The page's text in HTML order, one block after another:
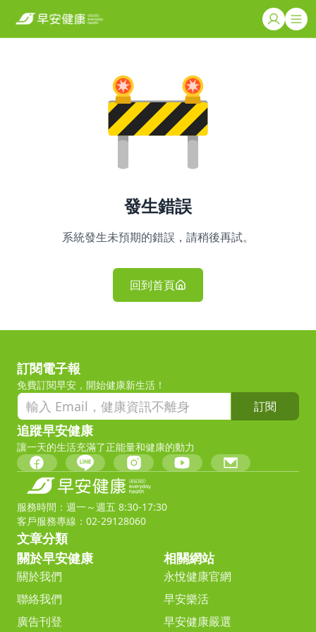
發生錯誤
系統發生未預期的錯誤，請稍後再試。
回到首頁
訂閱電子報
免費訂閱早安，開始健康新生活！
訂閱
追蹤早安健康
讓一天的生活充滿了正能量和健康的動力
服務時間：週一～週五 8:30-17:30
客戶服務專線：02-29128060
文章分類
關於早安健康
關於我們
聯絡我們
廣告刊登
相關網站
永悅健康官網
早安樂活
早安健康嚴選